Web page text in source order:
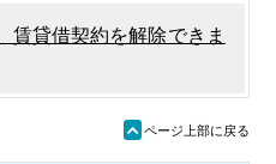
賃貸借契約を解除できま
ü ページ上部に戻る